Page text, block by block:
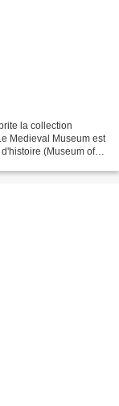
la collection
Medieval Museum est
(Museum of